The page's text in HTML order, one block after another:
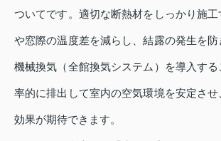
ついてです。適切な断熱材をしっかり施
や窓際の温度差を減らし、結露の発生を防
機械換気（全館換気システム）を導入す
率的に排出して室内の空気環境を安定さ
効果が期待できます。